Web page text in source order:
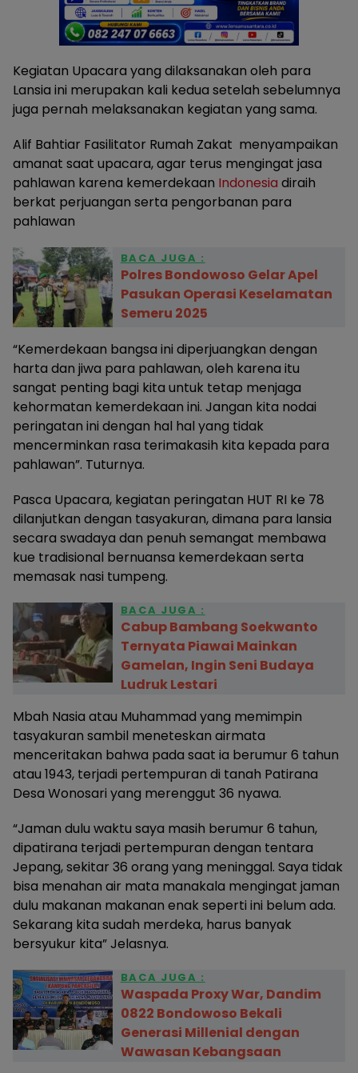
Kegiatan Upacara yang dilaksanakan oleh para
Lansia ini merupakan kali kedua setelah sebelumnya
juga pernah melaksanakan kegiatan yang sama.
Alif Bahtiar Fasilitator Rumah Zakat menyampaikan
amanat saat upacara, agar terus mengingat jasa
pahlawan karena kemerdekaan Indonesia diraih
berkat perjuangan serta pengorbanan para
pahlawan
BACA JUGA :
Polres Bondowoso Gelar Apel
Pasukan Operasi Keselamatan
Semeru 2025
“Kemerdekaan bangsa ini diperjuangkan dengan
harta dan jiwa para pahlawan, oleh karena itu
sangat penting bagi kita untuk tetap menjaga
kehormatan kemerdekaan ini. Jangan kita nodai
peringatan ini dengan hal hal yang tidak
mencerminkan rasa terimakasih kita kepada para
pahlawan”. Tuturnya.
Pasca Upacara, kegiatan peringatan HUT RI ke 78
dilanjutkan dengan tasyakuran, dimana para lansia
secara swadaya dan penuh semangat membawa
kue tradisional bernuansa kemerdekaan serta
memasak nasi tumpeng.
BACA JUGA :
Cabup Bambang Soekwanto
Ternyata Piawai Mainkan
Gamelan, Ingin Seni Budaya
Ludruk Lestari
Mbah Nasia atau Muhammad yang memimpin
tasyakuran sambil meneteskan airmata
menceritakan bahwa pada saat ia berumur 6 tahun
atau 1943, terjadi pertempuran di tanah Patirana
Desa Wonosari yang merenggut 36 nyawa.
“Jaman dulu waktu saya masih berumur 6 tahun,
dipatirana terjadi pertempuran dengan tentara
Jepang, sekitar 36 orang yang meninggal. Saya tidak
bisa menahan air mata manakala mengingat jaman
dulu makanan makanan enak seperti ini belum ada.
Sekarang kita sudah merdeka, harus banyak
bersyukur kita” Jelasnya.
BACA JUGA :
Waspada Proxy War, Dandim
0822 Bondowoso Bekali
Generasi Millenial dengan
Wawasan Kebangsaan